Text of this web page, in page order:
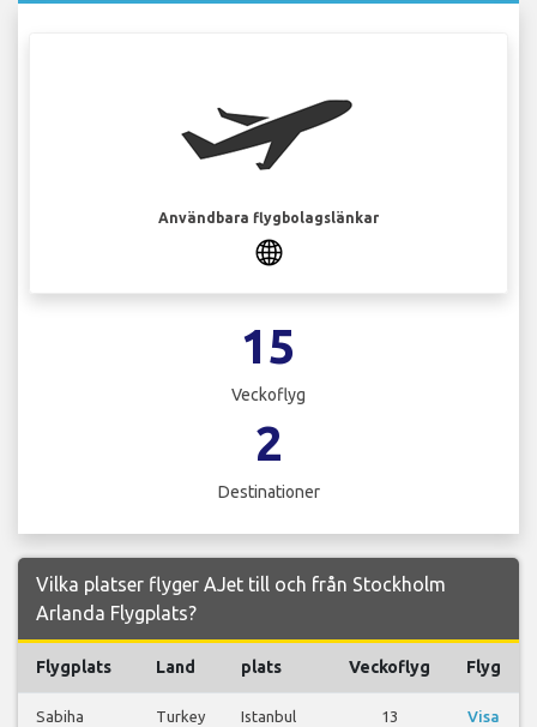
Användbara flygbolagslänkar
15
Veckoflyg
2
Destinationer
Vilka platser flyger AJet till och från Stockholm
Arlanda Flygplats?
Flygplats Land plats Veckoflyg Flyg
Sabiha
Turkey
Istanbul
13
Visa